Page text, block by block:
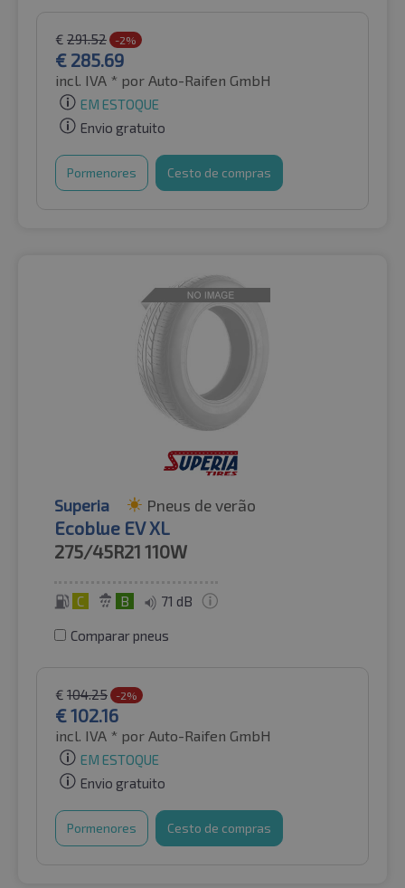
€ 291.52 -2%
€ 285.69
incl. IVA * por Auto-Raifen GmbH
EM ESTOQUE
Envio gratuito
Pormenores Cesto de compras
Superia Pneus de verão
Ecoblue EV XL
275/45R21 110W
C B 71 dB
Comparar pneus
€ 104.25 -2%
€102.16
incl. IVA * por Auto-Raifen GmbH
EM ESTOQUE
Envio gratuito
Pormenores Cesto de compras